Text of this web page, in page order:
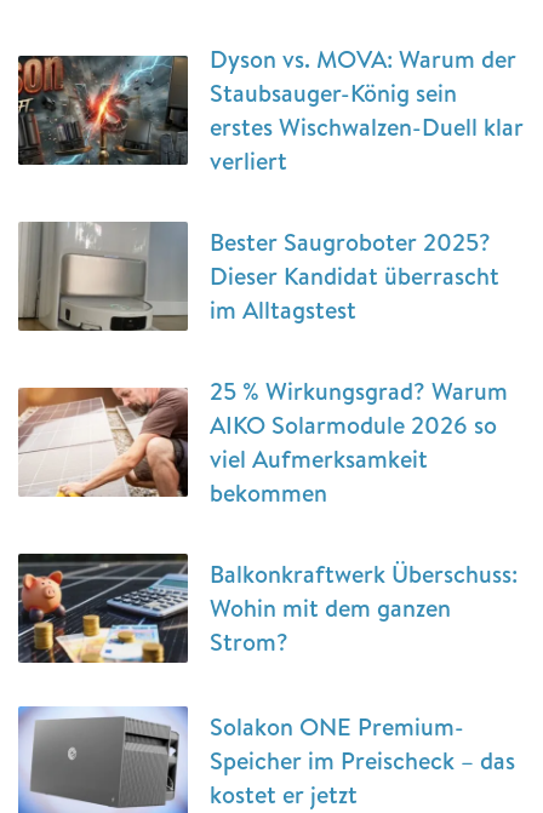
Dyson vs. MOVA: Warum der
Staubsauger-König sein
erstes Wischwalzen-Duell klar
verliert
Bester Saugroboter 2025?
Dieser Kandidat überrascht
im Alltagstest
25 % Wirkungsgrad? Warum
AIKO Solarmodule 2026 so
viel Aufmerksamkeit
bekommen
Balkonkraftwerk Überschuss:
Wohin mit dem ganzen
Strom?
Solakon ONE Premium-
Speicher im Preischeck – das
kostet er jetzt